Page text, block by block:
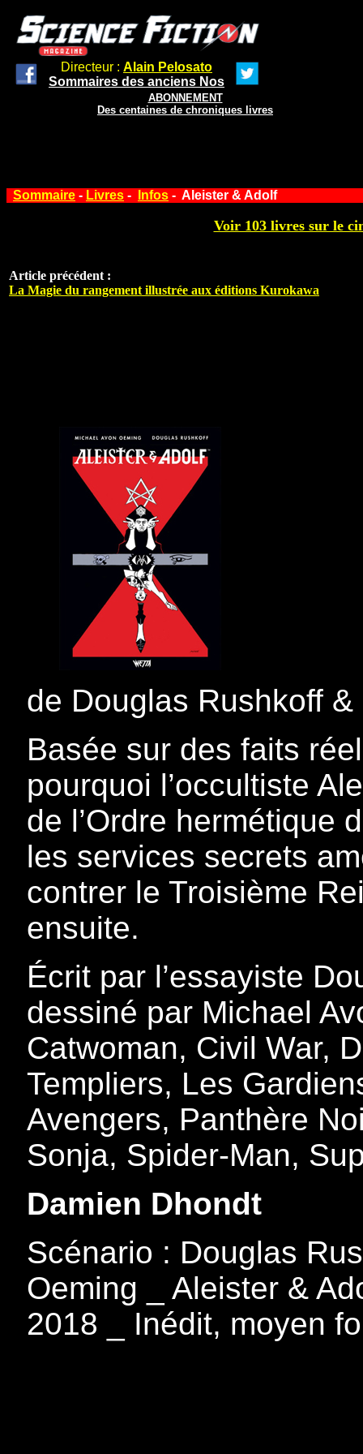
Directeur : Alain Pelosato
Sommaires des anciens Nos
ABONNEMENT
Des centaines de chroniques livres
Sommaire - Livres - Infos - Aleister & Adolf
Voir 103 livres sur le
Article précédent :
La Magie du rangement illustrée aux éditions Kurokawa
de Douglas Rushkoff
Basée sur des faits
pourquoi l’occultiste
de l’Ordre hermétique
les services secrets
contrer le Troisième
ensuite.
Écrit par l’essayiste
dessiné par Michael
Catwoman, Civil War,
Templiers, Les
Avengers, Panthère
Sonja, Spider-Man,
Damien Dhondt
Scénario : Douglas
Oeming _ Aleister &
2018 _ Inédit, moyen